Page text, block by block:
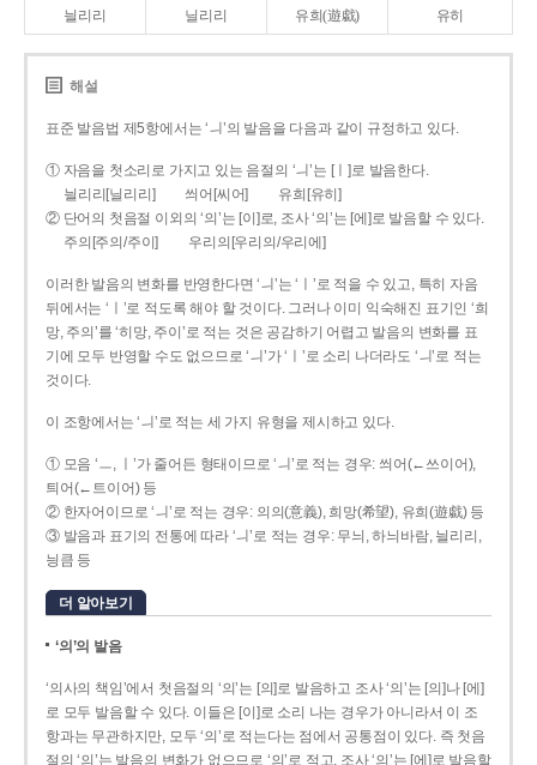
늴리리 닐리리 유희(遊戱) 유히
해설
표준 발음법 제5항에서는 ‘ㅢ’의 발음을 다음과 같이 규정하고 있다.
① 자음을 첫소리로 가지고 있는 음절의 ‘ㅢ’는 [ㅣ]로 발음한다.
늴리리[닐리리]
씌어[씨어]
유희[유히]
② 단어의 첫음절 이외의 ‘의’는 [이]로, 조사 ‘의’는 [에]로 발음할 수 있다.
주의[주의/주이]
우리의[우리의/우리에]
이러한 발음의 변화를 반영한다면 ‘ㅢ’는 ‘ㅣ’로 적을 수 있고, 특히 자음
뒤에서는 ‘ㅣ’로 적도록 해야 할 것이다. 그러나 이미 익숙해진 표기인 ‘희
망, 주의’를 ‘히망, 주이’로 적는 것은 공감하기 어렵고 발음의 변화를 표
기에 모두 반영할 수도 없으므로 ‘ㅢ’가 ‘ㅣ’로 소리 나더라도 ‘ㅢ’로 적는
것이다.
이 조항에서는 ‘ㅢ’로 적는 세 가지 유형을 제시하고 있다.
① 모음 ‘ㅡ, ㅣ’가 줄어든 형태이므로 ‘ㅢ’로 적는 경우: 씌어(←쓰이어),
틔어(←트이어) 등
② 한자어이므로 ‘ㅢ’로 적는 경우: 의의(意義), 희망(希望), 유희(遊戱) 등
③ 발음과 표기의 전통에 따라 ‘ㅢ’로 적는 경우: 무늬, 하늬바람, 늴리리,
닁큼 등
더 알아보기
‘의’의 발음
‘의사의 책임’에서 첫음절의 ‘의’는 [의]로 발음하고 조사 ‘의’는 [의]나 [에]
로 모두 발음할 수 있다. 이들은 [이]로 소리 나는 경우가 아니라서 이 조
항과는 무관하지만, 모두 ‘의’로 적는다는 점에서 공통점이 있다. 즉 첫음
절의 ‘의’는 발음의 변화가 없으므로 ‘의’로 적고, 조사 ‘의’는 [에]로 발음할